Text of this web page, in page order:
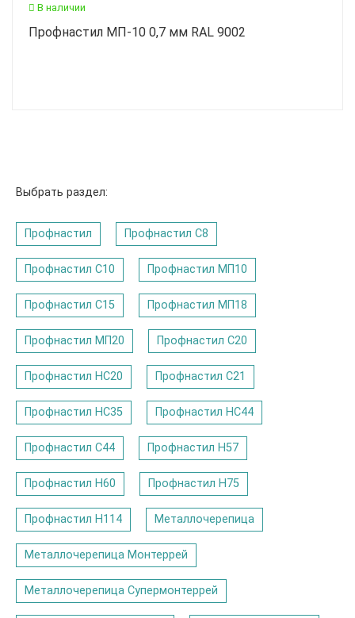
В наличии
Профнастил МП-10 0,7 мм RAL 9002
Выбрать раздел:
Профнастил Профнастил C8
Профнастил С10 Профнастил МП10
Профнастил С15 Профнастил МП18
Профнастил МП20 Профнастил С20
Профнастил НС20 Профнастил С21
Профнастил НС35 Профнастил НС44
Профнастил С44 Профнастил Н57
Профнастил Н60 Профнастил Н75
Профнастил Н114 Металлочерепица
Металлочерепица Монтеррей
Металлочерепица Супермонтеррей